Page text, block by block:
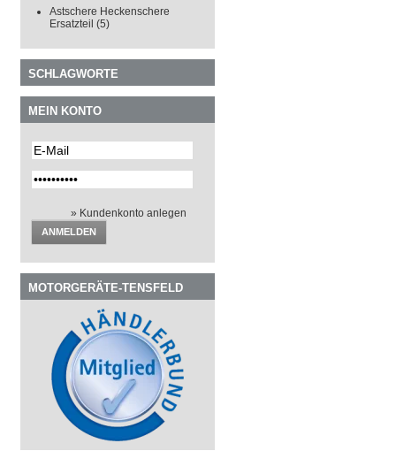
Astschere Heckenschere
Ersatzteil (5)
SCHLAGWORTE
MEIN KONTO
» Kundenkonto anlegen
ANMELDEN
MOTORGERÄTE-TENSFELD